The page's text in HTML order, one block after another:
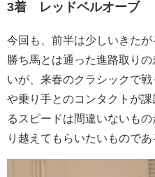
3着 レッドベルオーブ
今回も、前半は少しいきたが
勝ち馬とは通った進路取り
いが、来春のクラシックで
や乗り手とのコンタクトが
るスピードは間違いないも
り越えてもらいたいものであ